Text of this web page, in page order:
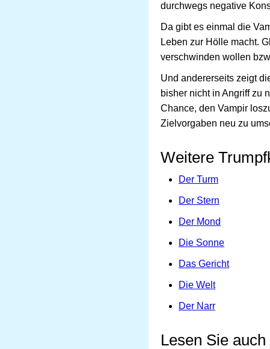
durchwegs negative
Da gibt es einmal die
Leben zur Hölle macht.
verschwinden wollen
Und andererseits zeigt
bisher nicht in Angriff zu
Chance, den Vampir
Zielvorgaben neu zu
Weitere
Der Turm
Der Stern
Der Mond
Die Sonne
Das Gericht
Die Welt
Der Narr
Lesen Sie auch